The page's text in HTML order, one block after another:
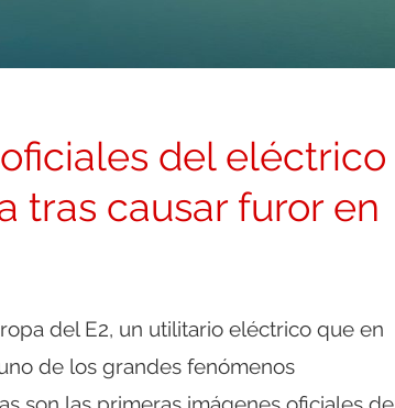
del eléctrico
tras causar furor en
del E2, un utilitario eléctrico que en
de los grandes fenómenos
son las primeras imágenes oficiales de